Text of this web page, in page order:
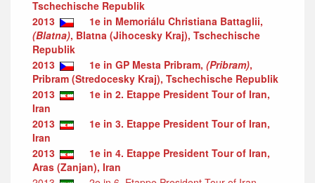
Tschechische Republik
2013
1e in Memoriálu Christiana Battaglii,
(Blatna), Blatna (Jihocesky Kraj), Tschechische
Republik
2013
1e in GP Mesta Pribram, (Pribram),
Pribram (Stredocesky Kraj), Tschechische Republik
2013
1e in 2. Etappe President Tour of Iran,
Iran
2013
1e in 3. Etappe President Tour of Iran,
Iran
2013
1e in 4. Etappe President Tour of Iran,
Aras (Zanjan), Iran